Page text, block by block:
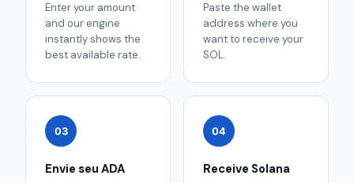
Enter your amount
and our engine
instantly shows the
best available rate.
Paste the wallet
address where you
want to receive your
SOL.
03
Envie seu ADA
04
Receive Solana